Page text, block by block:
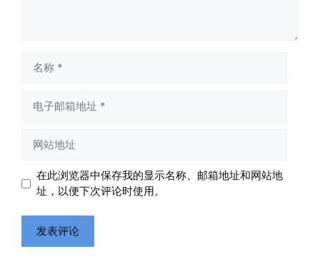
址
址
在此浏览器中保存我的显示名称、邮箱地址和网站地
址，以便下次评论时使用。